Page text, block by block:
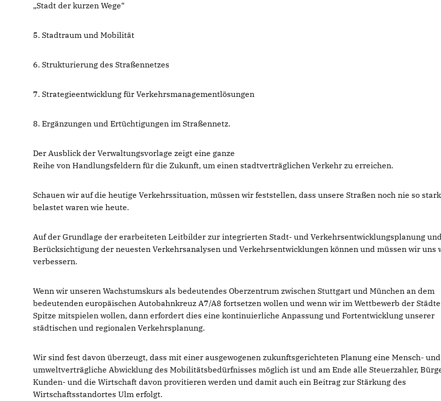
Stadt der kurzen Wege“
5. Stadtraum und Mobilität
6. Strukturierung des Straßennetzes
7. Strategieentwicklung für Verkehrsmanagementlösungen
8. Ergänzungen und Ertüchtigungen im Straßennetz.
Der Ausblick der Verwaltungsvorlage zeigt eine ganze
Reihe von Handlungsfeldern für die Zukunft, um einen stadtverträglichen Verkehr zu erreichen.
Schauen wir auf die heutige Verkehrssituation, müssen wir feststellen, dass unsere Straßen noch nie so stark
belastet waren wie heute.
Auf der Grundlage der erarbeiteten Leitbilder zur integrierten Stadt- und Verkehrsentwicklungsplanung
Berücksichtigung der neuesten Verkehrsanalysen und Verkehrsentwicklungen können und müssen wir uns
verbessern.
Wenn wir unseren Wachstumskurs als bedeutendes Oberzentrum zwischen Stuttgart und München an dem
bedeutenden europäischen Autobahnkreuz A7/A8 fortsetzen wollen und wenn wir im Wettbewerb der
Spitze mitspielen wollen, dann erfordert dies eine kontinuierliche Anpassung und Fortentwicklung unserer
städtischen und regionalen Verkehrsplanung.
Wir sind fest davon überzeugt, dass mit einer ausgewogenen zukunftsgerichteten Planung eine Mensch- und
umweltverträgliche Abwicklung des Mobilitätsbedürfnisses möglich ist und am Ende alle Steuerzahler,
Kunden- und die Wirtschaft davon provitieren werden und damit auch ein Beitrag zur Stärkung des
Wirtschaftsstandortes Ulm erfolgt.